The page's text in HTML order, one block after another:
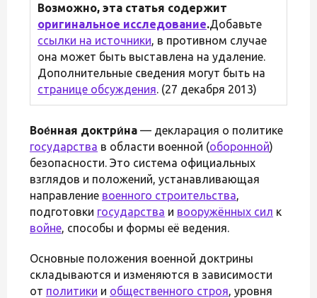
Возможно, эта статья содержит
оригинальное исследование.Добавьте
ссылки на источники, в противном случае
она может быть выставлена на удаление.
Дополнительные сведения могут быть на
странице обсуждения. (27 декабря 2013)
Вое́нная доктри́на — декларация о политике
государства в области военной (оборонной)
безопасности. Это система официальных
взглядов и положений, устанавливающая
направление военного строительства,
подготовки государства и вооружённых сил к
войне, способы и формы её ведения.
Основные положения военной доктрины
складываются и изменяются в зависимости
от политики и общественного строя, уровня